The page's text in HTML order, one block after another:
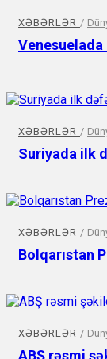
XƏBƏRLƏR /
XƏBƏRLƏR /
Suriyada ilk
XƏBƏRLƏR /
Bolqarıstan
XƏBƏRLƏR /
ABŞ rəsmi